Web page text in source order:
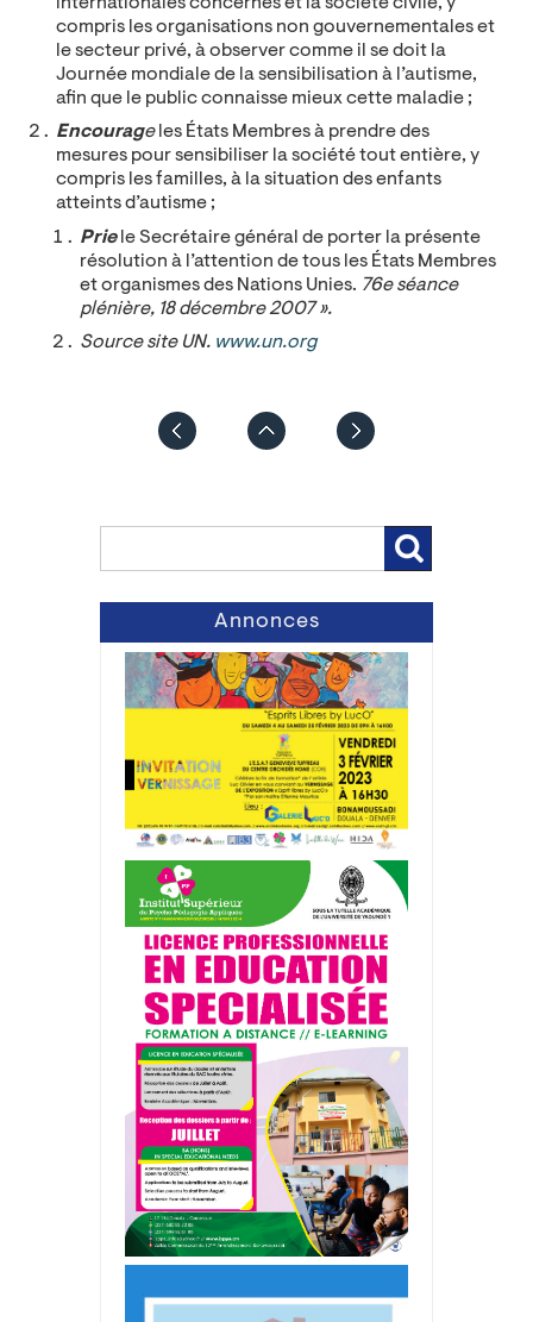
internationales concernés et la société civile, y
compris les organisations non gouvernementales et
le secteur privé, à observer comme il se doit la
Journée mondiale de la sensibilisation à l’autisme,
afin que le public connaisse mieux cette maladie ;
Encourageles États Membres à prendre des
mesures pour sensibiliser la société tout entière, y
compris les familles, à la situation des enfants
atteints d’autisme ;
Priele Secrétaire général de porter la présente
résolution à l’attention de tous les États Membres
et organismes des Nations Unies. 76e séance
plénière, 18 décembre 2007 ».
Source site UN. www.un.org
Annonces